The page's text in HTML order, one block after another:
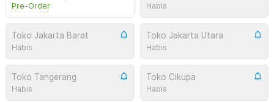
Pre-Order Habis
Toko Jakarta Barat
Habis
Toko Jakarta Utara
Habis
Toko Tangerang
Habis
Toko Cikupa
Habis